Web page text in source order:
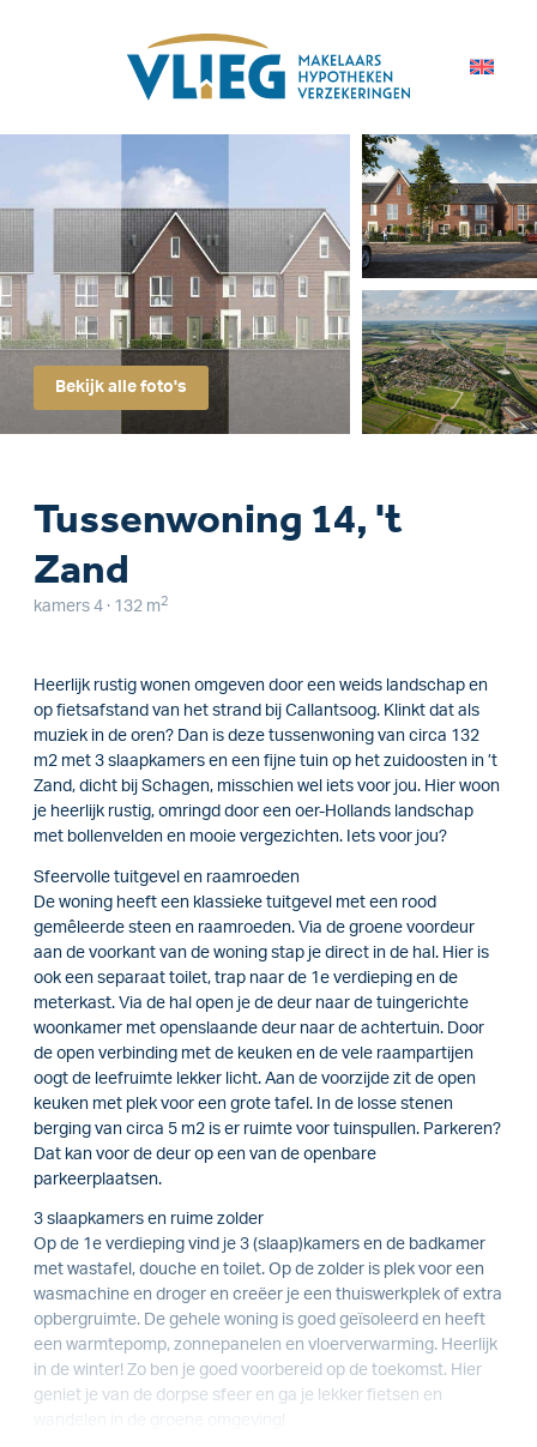
Bekijk alle foto's
Tussenwoning 14, 't
Zand
kamers 4 · 132 m 2
Heerlijk rustig wonen omgeven door een weids landschap en
op fietsafstand van het strand bij Callantsoog. Klinkt dat als
muziek in de oren? Dan is deze tussenwoning van circa 132
m2 met 3 slaapkamers en een fijne tuin op het zuidoosten in ’t
Zand, dicht bij Schagen, misschien wel iets voor jou. Hier woon
je heerlijk rustig, omringd door een oer-Hollands landschap
met bollenvelden en mooie vergezichten. Iets voor jou?
Sfeervolle tuitgevel en raamroeden
De woning heeft een klassieke tuitgevel met een rood
gemêleerde steen en raamroeden. Via de groene voordeur
aan de voorkant van de woning stap je direct in de hal. Hier is
ook een separaat toilet, trap naar de 1e verdieping en de
meterkast. Via de hal open je de deur naar de tuingerichte
woonkamer met openslaande deur naar de achtertuin. Door
de open verbinding met de keuken en de vele raampartijen
oogt de leefruimte lekker licht. Aan de voorzijde zit de open
keuken met plek voor een grote tafel. In de losse stenen
berging van circa 5 m2 is er ruimte voor tuinspullen. Parkeren?
Dat kan voor de deur op een van de openbare
parkeerplaatsen.
3 slaapkamers en ruime zolder
Op de 1e verdieping vind je 3 (slaap)kamers en de badkamer
met wastafel, douche en toilet. Op de zolder is plek voor een
wasmachine en droger en creëer je een thuiswerkplek of extra
opbergruimte. De gehele woning is goed geïsoleerd en heeft
een warmtepomp, zonnepanelen en vloerverwarming. Heerlijk
in de winter! Zo ben je goed voorbereid op de toekomst. Hier
geniet je van de dorpse sfeer en ga je lekker fietsen en